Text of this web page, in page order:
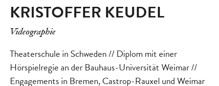
KRISTOFFER KEUDEL
Videographie
Theaterschule in Schweden // Diplom mit einer
Hörspielregie an der Bauhaus-Universität Weimar //
Engagements in Bremen, Castrop-Rauxel und Weimar